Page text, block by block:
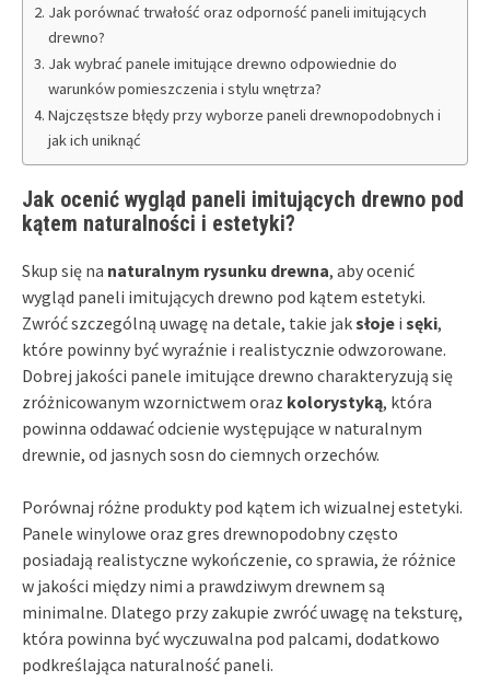
Jak porównać trwałość oraz odporność paneli imitujących
drewno?
Jak wybrać panele imitujące drewno odpowiednie do
warunków pomieszczenia i stylu wnętrza?
Najczęstsze błędy przy wyborze paneli drewnopodobnych i
jak ich uniknąć
Jak ocenić wygląd paneli imitujących drewno pod
kątem naturalności i estetyki?
Skup się na naturalnym rysunku drewna, aby ocenić
wygląd paneli imitujących drewno pod kątem estetyki.
Zwróć szczególną uwagę na detale, takie jaksłoje i sęki,
które powinny być wyraźnie i realistycznie odwzorowane.
Dobrej jakości panele imitujące drewno charakteryzują się
zróżnicowanym wzornictwem oraz kolorystyką, która
powinna oddawać odcienie występujące w naturalnym
drewnie, od jasnych sosn do ciemnych orzechów.
Porównaj różne produkty pod kątem ich wizualnej estetyki.
Panele winylowe oraz gres drewnopodobny często
posiadają realistyczne wykończenie, co sprawia, że różnice
w jakości między nimi a prawdziwym drewnem są
minimalne. Dlatego przy zakupie zwróć uwagę na teksturę,
która powinna być wyczuwalna pod palcami, dodatkowo
podkreślająca naturalność paneli.